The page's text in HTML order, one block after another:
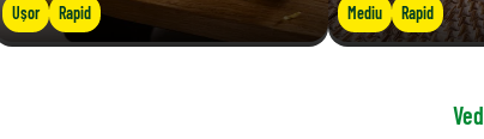
Ușor Rapid Mediu Rapid